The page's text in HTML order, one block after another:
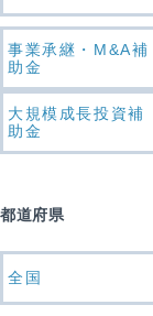
事業承継・M&A補
助金
大規模成長投資補
助金
都道府県
全国